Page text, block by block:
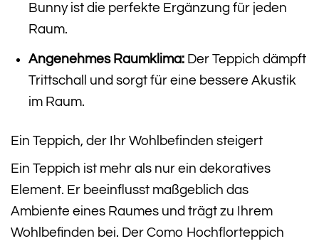
Bunny ist die perfekte Ergänzung für jeden
Raum.
Angenehmes Raumklima:Der Teppich dämpft
Trittschall und sorgt für eine bessere Akustik
im Raum.
Ein Teppich, der Ihr Wohlbefinden steigert
Ein Teppich ist mehr als nur ein dekoratives
Element. Er beeinflusst maßgeblich das
Ambiente eines Raumes und trägt zu Ihrem
Wohlbefinden bei. Der Como Hochflorteppich